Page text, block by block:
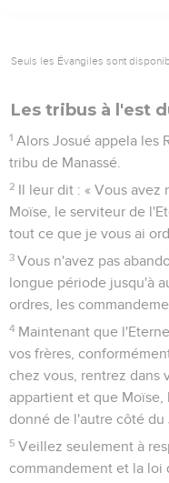
Seuls les Évangiles sont
Les tribus à l'est
1 Alors Josué appela les
tribu de Manassé.
2 Il leur dit : « Vous avez
Moïse, le serviteur de
tout ce que je vous ai
3 Vous n'avez pas
longue période jusqu'à
ordres, les
4 Maintenant que
vos frères,
chez vous, rentrez dans
appartient et que Moïse,
donné de l'autre côté du
5 Veillez seulement à
commandement et la loi